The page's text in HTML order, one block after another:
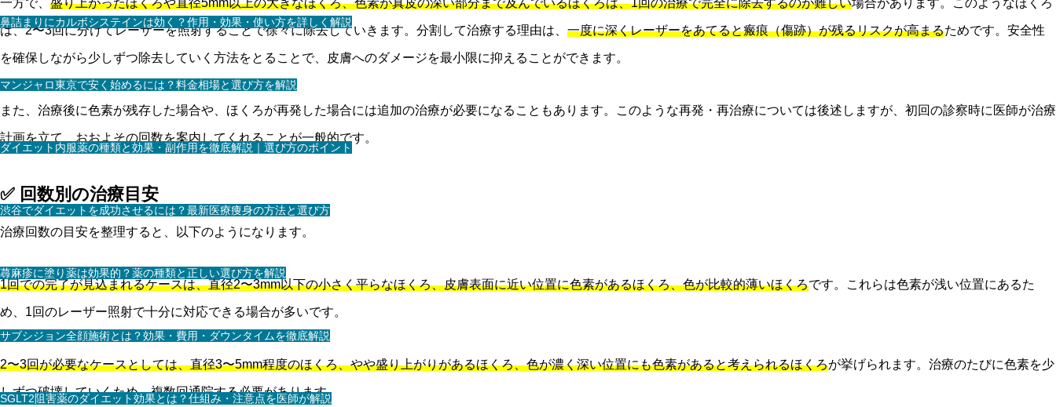
鼻詰まりにカルボシステインは効く？作用・効果・使い方を詳しく解説
マンジャロ東京で安く始めるには？料金相場と選び方を解説
ダイエット内服薬の種類と効果・副作用を徹底解説｜選び方のポイント
渋谷でダイエットを成功させるには？最新医療痩身の方法と選び方
蕁麻疹に塗り薬は効果的？薬の種類と正しい選び方を解説
サブシジョン全顔施術とは？効果・費用・ダウンタイムを徹底解説
SGLT2阻害薬のダイエット効果とは？仕組み・注意点を医師が解説
一方で、 盛り上がったほくろや直径5mm以上の大きなほくろ、色素が真皮の深い部分まで及んでいるほくろは、1回の治療で完全に除去するのが難しい場合があります。このようなほくろ
は、2〜3回に分けてレーザーを照射することで徐々に除去していきます。分割して治療する理由は、 一度に深くレーザーをあてると瘢痕（傷跡）が残るリスクが高まるためです。安全性
を確保しながら少しずつ除去していく方法をとることで、皮膚へのダメージを最小限に抑えることができます。
また、治療後に色素が残存した場合や、ほくろが再発した場合には追加の治療が必要になることもあります。このような再発・再治療については後述しますが、初回の診察時に医師が治療
計画を立て、おおよその回数を案内してくれることが一般的です。
✅ 回数別の治療目安
治療回数の目安を整理すると、以下のようになります。
1回での完了が見込まれるケースは、直径2〜3mm以下の小さく平らなほくろ、皮膚表面に近い位置に色素があるほくろ、色が比較的薄いほくろです。これらは色素が浅い位置にあるた
め、1回のレーザー照射で十分に対応できる場合が多いです。
2〜3回が必要なケースとしては、直径3〜5mm程度のほくろ、やや盛り上がりがあるほくろ、色が濃く深い位置にも色素があると考えられるほくろが挙げられます。治療のたびに色素を少
しずつ破壊していくため、複数回通院する必要があります。